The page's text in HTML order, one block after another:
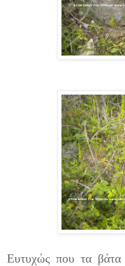
Ευτυχώς που τα βάτα